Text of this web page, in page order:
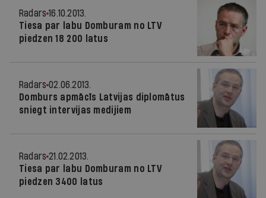
Radars 16.10.2013.
Tiesa par labu Domburam no LTV
piedzen 18 200 latus
Radars 02.06.2013.
Domburs apmācīs Latvijas diplomātus
sniegt intervijas medijiem
Radars 21.02.2013.
Tiesa par labu Domburam no LTV
piedzen 3400 latus